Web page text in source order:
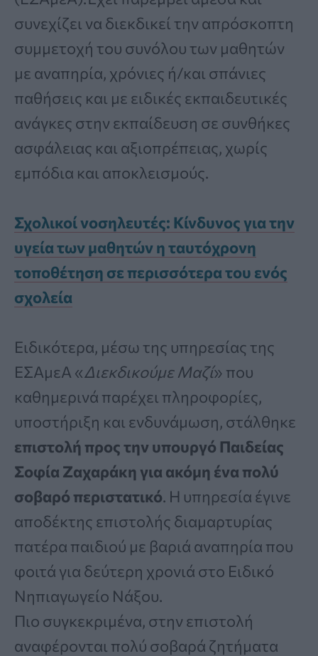
συνεχίζει να διεκδικεί την απρόσκοπτη
συμμετοχή του συνόλου των μαθητών
με αναπηρία, χρόνιες ή/και σπάνιες
παθήσεις και με ειδικές εκπαιδευτικές
ανάγκες στην εκπαίδευση σε συνθήκες
ασφάλειας και αξιοπρέπειας, χωρίς
εμπόδια και αποκλεισμούς.
Σχολικοί νοσηλευτές: Κίνδυνος για την
υγεία των μαθητών η ταυτόχρονη
τοποθέτηση σε περισσότερα του ενός
σχολεία
Ειδικότερα, μέσω της υπηρεσίας της
ΕΣΑμεΑ «Διεκδικούμε Μαζί» που
καθημερινά παρέχει πληροφορίες,
υποστήριξη και ενδυνάμωση, στάλθηκε
επιστολή προς την υπουργό Παιδείας
Σοφία Ζαχαράκη για ακόμη ένα πολύ
σοβαρό περιστατικό. Η υπηρεσία έγινε
αποδέκτης επιστολής διαμαρτυρίας
πατέρα παιδιού με βαριά αναπηρία που
φοιτά για δεύτερη χρονιά στο Ειδικό
Νηπιαγωγείο Νάξου.
Πιο συγκεκριμένα, στην επιστολή
αναφέρονται πολύ σοβαρά ζητήματα